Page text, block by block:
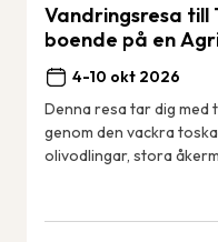
Vandringsresa till
boende på en
4-10 okt 2026
Denna resa tar dig med
genom den vackra
olivodlingar, stora